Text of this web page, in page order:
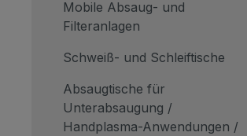
Mobile Absaug- und
Filteranlagen
Schweiß- und Schleiftische
Absaugtische für
Unterabsaugung /
Handplasma-Anwendungen /